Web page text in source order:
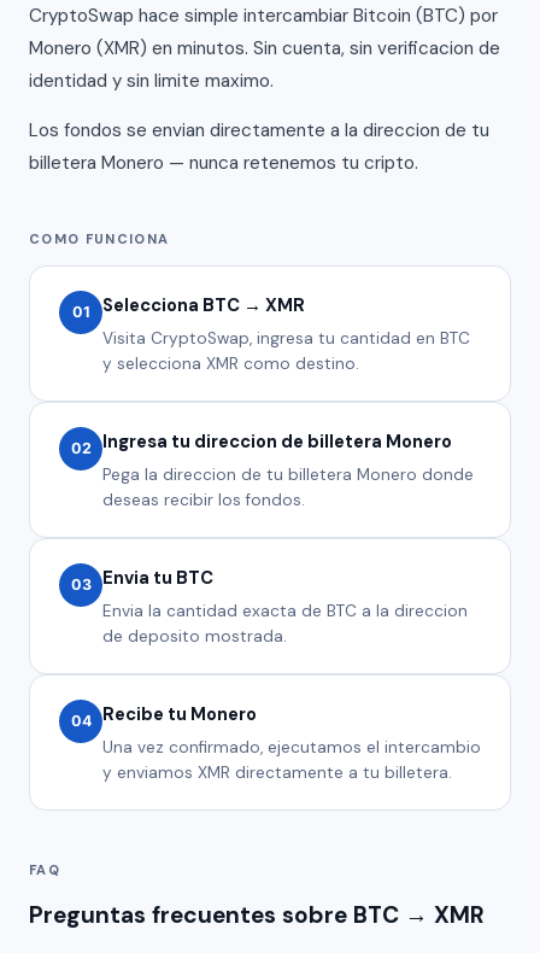
CryptoSwap hace simple intercambiar Bitcoin (BTC) por
Monero (XMR) en minutos. Sin cuenta, sin verificacion de
identidad y sin limite maximo.
Los fondos se envian directamente a la direccion de tu
billetera Monero — nunca retenemos tu cripto.
COMO FUNCIONA
01 Selecciona BTC → XMR
Visita CryptoSwap, ingresa tu cantidad en BTC
y selecciona XMR como destino.
02 Ingresa tu direccion de billetera Monero
Pega la direccion de tu billetera Monero donde
deseas recibir los fondos.
03 Envia tu BTC
Envia la cantidad exacta de BTC a la direccion
de deposito mostrada.
04 Recibe tu Monero
Una vez confirmado, ejecutamos el intercambio
y enviamos XMR directamente a tu billetera.
FAQ
Preguntas frecuentes sobre BTC → XMR